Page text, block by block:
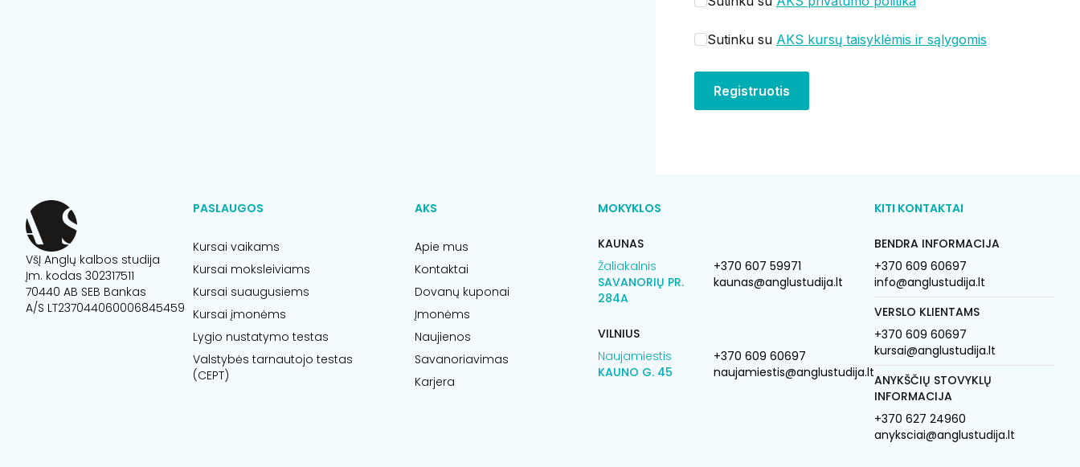
Sutinku su AKS kursų taisyklėmis ir sąlygomis
VšĮ Anglų kalbos studija
Įm. kodas 302317511
70440 AB SEB Bankas
A/S LT237044060006845459
PASLAUGOS
Kursai vaikams
Kursai moksleiviams
Kursai suaugusiems
Kursai įmonėms
Lygio nustatymo testas
Valstybės tarnautojo testas
(CEPT)
AKS
Apie mus
Kontaktai
Dovanų kuponai
Įmonėms
Naujienos
Savanoriavimas
Karjera
MOKYKLOS
KAUNAS
Žaliakalnis
SAVANORIŲ PR.
284A
+370 607 59971
kaunas@anglustudija.lt
VILNIUS
Naujamiestis
KAUNO G. 45
+370 609 60697
naujamiestis@anglustudija.lt
KITI KONTAKTAI
BENDRA INFORMACIJA
+370 609 60697
info@anglustudija.lt
VERSLO KLIENTAMS
+370 609 60697
kursai@anglustudija.lt
ANYKŠČIŲ STOVYKLŲ
INFORMACIJA
+370 627 24960
anyksciai@anglustudija.lt